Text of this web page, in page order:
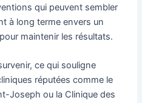
qui peuvent sembler
à long terme envers un
maintenir les résultats.
ce qui souligne
réputées comme le
Joseph ou la Clinique des